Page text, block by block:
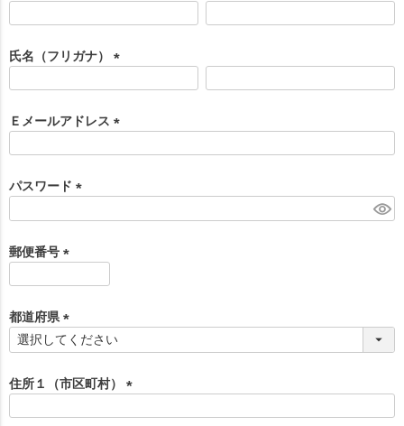
須
)
氏名（フリガナ）
須
)
Ｅメールアドレス
)
パスワード
)
郵便番号
須
)
都道府県
(
須
)
住所１（市区町村）